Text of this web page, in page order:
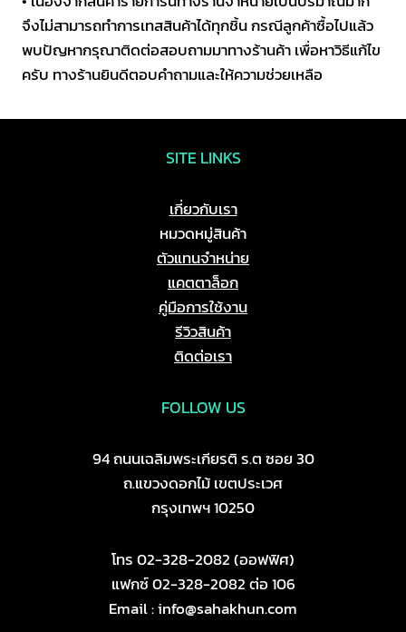
จึงไม่สามารถทำการเทสสินค้าได้ทุกชิ้น กรณีลูกค้าซื้อไปแล้ว
พบปัญหากรุณาติดต่อสอบถามมาทางร้านค้า เพื่อหาวิธีแก้ไข
ครับ ทางร้านยินดีตอบคำถามและให้ความช่วยเหลือ
SITE LINKS
เกี่ยวกับเรา
หมวดหมู่สินค้า
ตัวแทนจำหน่าย
แคตตาล็อก
คู่มือการใช้งาน
รีวิวสินค้า
ติดต่อเรา
FOLLOW US
94 ถนนเฉลิมพระเกียรติ ร.ต ซอย 30
ถ.แขวงดอกไม้ เขตประเวศ
กรุงเทพฯ 10250
โทร 02-328-2082 (ออฟฟิศ)
แฟกซ์ 02-328-2082 ต่อ 106
Email : info@sahakhun.com